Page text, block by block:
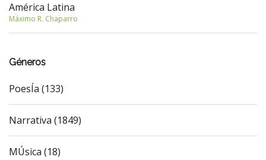
América Latina
Máximo R. Chaparro
Géneros
PoesÍa (133)
Narrativa (1849)
MÚsica (18)